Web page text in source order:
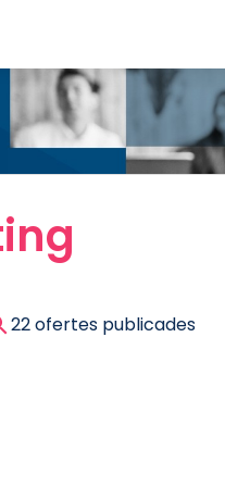
22 ofertes publicades